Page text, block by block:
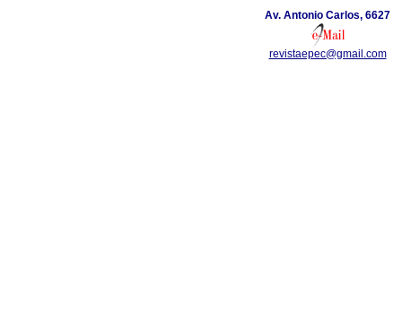
Av. Antonio Carlos, 6627
revistaepec@gmail.com